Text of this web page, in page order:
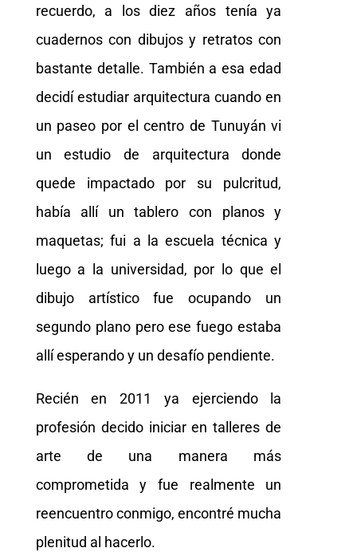
recuerdo, a los diez años tenía ya
cuadernos con dibujos y retratos con
bastante detalle. También a esa edad
decidí estudiar arquitectura cuando en
un paseo por el centro de Tunuyán vi
un estudio de arquitectura donde
quede impactado por su pulcritud,
había allí un tablero con planos y
maquetas; fui a la escuela técnica y
luego a la universidad, por lo que el
dibujo artístico fue ocupando un
segundo plano pero ese fuego estaba
allí esperando y un desafío pendiente.
Recién en 2011 ya ejerciendo la
profesión decido iniciar en talleres de
arte de una manera más
comprometida y fue realmente un
reencuentro conmigo, encontré mucha
plenitud al hacerlo.